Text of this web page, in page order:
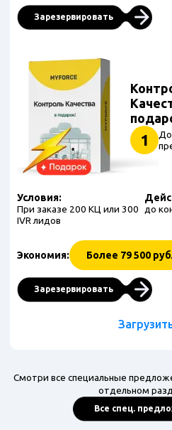
Зарезервировать
1
Условия:
При заказе 200 КЦ или 300
IVR лидов
до
Экономия: Более 79 500
Зарезервировать
Смотри все специальные
отдельном
Все спец.